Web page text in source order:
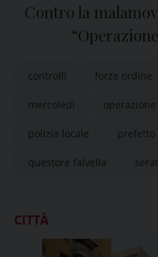
Contro la
controlli forze ordine
mercoledì
polizia locale prefetto
questore falvella
CITTÀ